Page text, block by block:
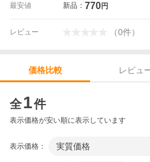
最安値 新品： 770円
レビュー （0件）
価格比較 レビュ
全1件
表示価格が安い順に表示しています
表示価格： 実質価格